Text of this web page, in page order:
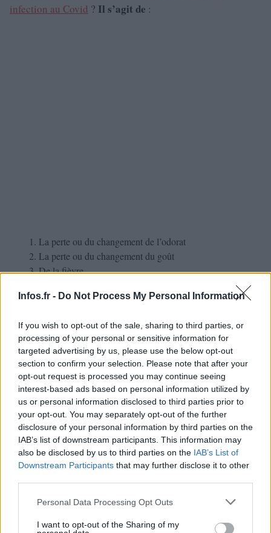
Infos.fr - Do Not Process My Personal Information
If you wish to opt-out of the sale, sharing to third parties, or
processing of your personal or sensitive information for
targeted advertising by us, please use the below opt-out
section to confirm your selection. Please note that after your
opt-out request is processed you may continue seeing
interest-based ads based on personal information utilized by
us or personal information disclosed to third parties prior to
your opt-out. You may separately opt-out of the further
disclosure of your personal information by third parties on the
IAB’s list of downstream participants. This information may
also be disclosed by us to third parties on the IAB’s List of
Downstream Participants that may further disclose it to other
Please note that this website/app uses one or more Google
not limited to your visit or usage behaviour. You may click to
Personal Data Processing Opt Outs
I want to opt-out of the Sharing of my
infection au Covid ? Il s’agit de :
La perte ou du changement de l’odorat
La perte ou du changement du goût
De la fièvre
Des frissons
Des douleurs musculaires
Cessept symptômes, lorsqu’ils sont perçus ensemble,
ont été associés à untest positif.
Lesquatre premiers de ces symptômes sont
actuellement utilisés au Royaume-Unipour déterminer
l’éligibilité à un test : « Afin d’améliorer les taux de
positivité des écouvillons moléculaires et, par conséquent,
de mieux contrôler la transmission du virus, nous
le triage aux sept symptômes que nous avons identifiés »,
indiquent les auteurs de l’étude.